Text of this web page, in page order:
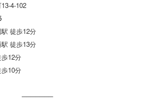
4-102
歩12分
歩13分
分
分
───────